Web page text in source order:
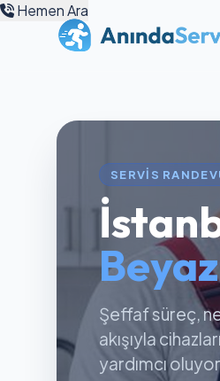
Hemen Ara
SERVIS
Şeffaf süreç,
akışıyla
yardımcı